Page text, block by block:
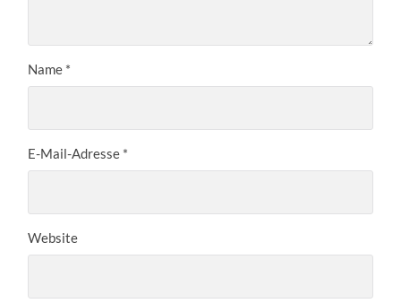
Name *
E-Mail-Adresse *
Website